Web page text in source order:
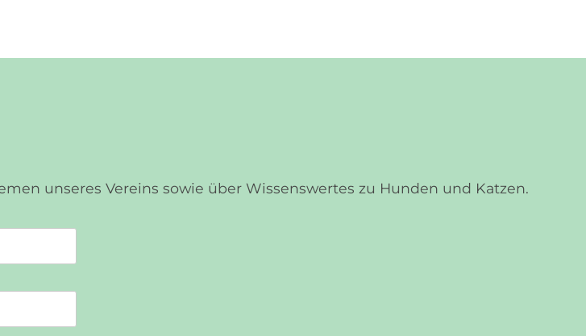
unseres Vereins sowie über Wissenswertes zu Hunden und Katzen.